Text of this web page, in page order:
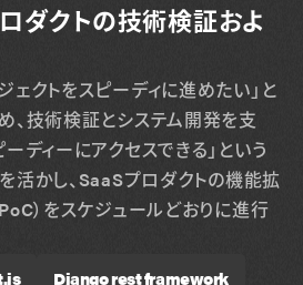
ダクトの技術検証およ
ェクトをスピーディに進めたい」と
、技術検証とシステム開発を支
ディーにアクセスできる」という
活かし、SaaSプロダクトの機能拡
）をスケジュールどおりに進行
Django rest framework